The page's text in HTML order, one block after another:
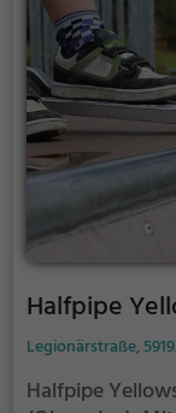
Halfpipe
Legionärstraße,
Halfpipe